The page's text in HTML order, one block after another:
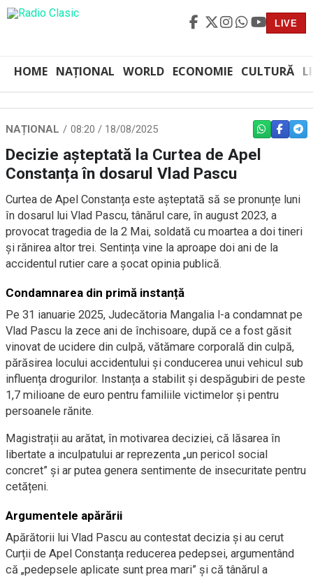
LIVE
HOME NAȚIONAL WORLD ECONOMIE CULTURĂ
NAȚIONAL 08:20 / 18/08/2025 WHATSAPP
Decizie așteptată la Curtea de Apel
Constanța în dosarul Vlad Pascu
Curtea de Apel Constanța este așteptată să se pronunțe luni
în dosarul lui Vlad Pascu, tânărul care, în august 2023, a
provocat tragedia de la 2 Mai, soldată cu moartea a doi tineri
și rănirea altor trei. Sentința vine la aproape doi ani de la
accidentul rutier care a șocat opinia publică.
Condamnarea din primă instanță
Pe 31 ianuarie 2025, Judecătoria Mangalia l-a condamnat pe
Vlad Pascu la zece ani de închisoare, după ce a fost găsit
vinovat de ucidere din culpă, vătămare corporală din culpă,
părăsirea locului accidentului și conducerea unui vehicul sub
influența drogurilor. Instanța a stabilit și despăgubiri de peste
1,7 milioane de euro pentru familiile victimelor și pentru
persoanele rănite.
Magistrații au arătat, în motivarea deciziei, că lăsarea în
libertate a inculpatului ar reprezenta „un pericol social
concret” și ar putea genera sentimente de insecuritate pentru
cetățeni.
Argumentele apărării
Apărătorii lui Vlad Pascu au contestat decizia și au cerut
Curții de Apel Constanța reducerea pedepsei, argumentând
că „pedepsele aplicate sunt prea mari” și că tânărul a